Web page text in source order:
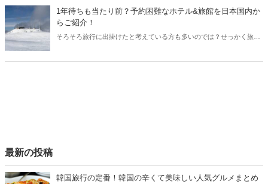
1年待ちも当たり前？予約困難なホテル&旅館を日本国内か
らご紹介！
そろそろ旅行に出掛けたと考えている方も多いのでは？せっかく旅行
最新の投稿
韓国旅行の定番！韓国の辛くて美味しい人気グルメまとめ